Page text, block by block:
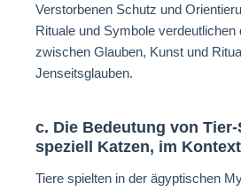
Verstorbenen Schutz und
Rituale und Symbole verdeutlichen
zwischen Glauben, Kunst und
Jenseitsglauben.
c. Die Bedeutung von
speziell Katzen, im
Tiere spielten in der ägyptischen